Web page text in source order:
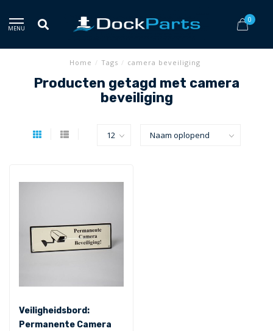
MENU
0
Home / Tags / camera beveiliging
Producten getagd met camera
beveiliging
Veiligheidsbord:
Permanente Camera